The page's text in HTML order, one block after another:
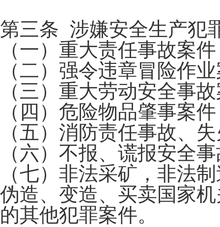
第三条 涉嫌安全生产犯
（一）重大责任事故案
（二）强令违章冒险作
（三）重大劳动安全事
（四）危险物品肇事案
（五）消防责任事故、
（六）不报、谎报安全
（七）非法采矿，非法
伪造、变造、买卖国家
的其他犯罪案件。